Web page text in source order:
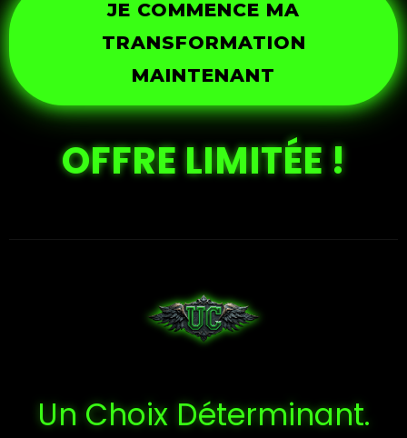
JE COMMENCE MA
TRANSFORMATION
MAINTENANT
OFFRE LIMITÉE !
Un Choix Déterminant.